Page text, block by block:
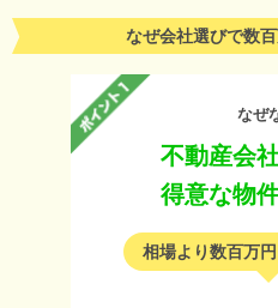
なぜ会社選びで数
なぜ
不動産会
得意な物
相場より数百万